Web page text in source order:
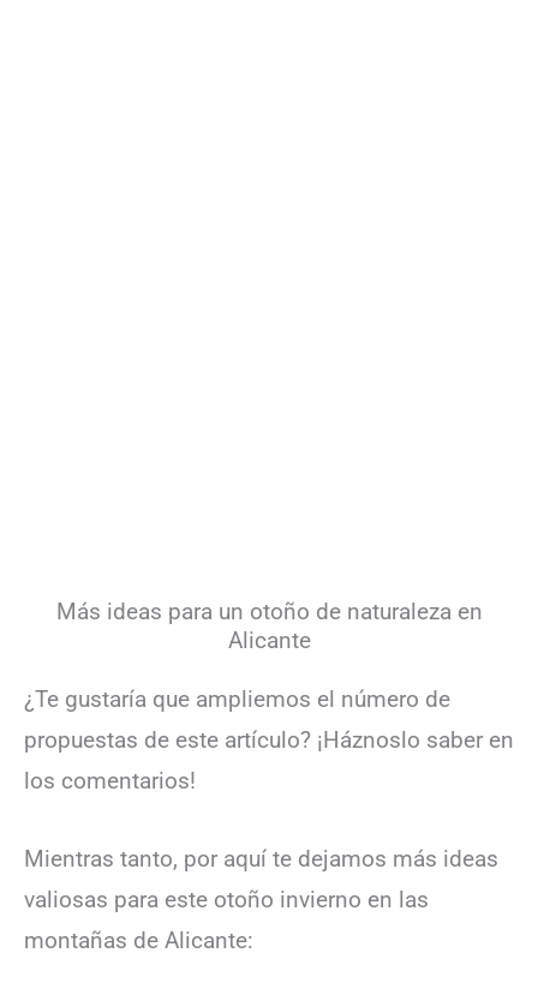
Más ideas para un otoño de naturaleza en
Alicante
¿Te gustaría que ampliemos el número de
propuestas de este artículo? ¡Háznoslo saber en
los comentarios!
Mientras tanto, por aquí te dejamos más ideas
valiosas para este otoño invierno en las
montañas de Alicante: